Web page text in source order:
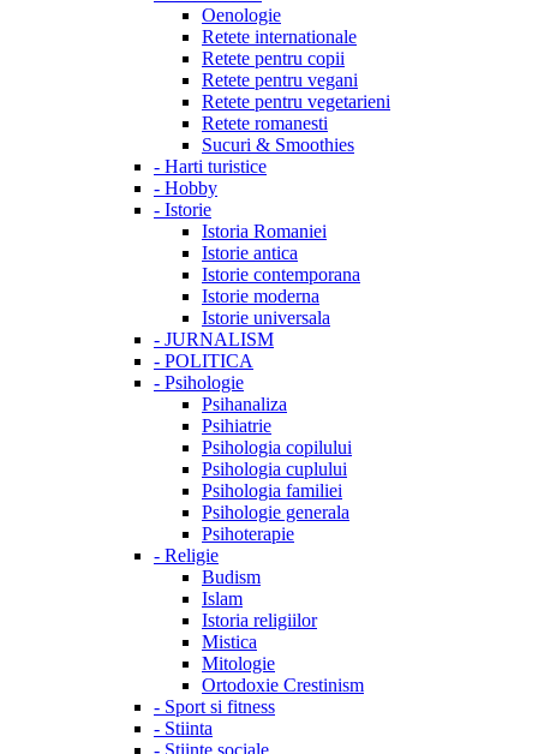
Oenologie
Retete internationale
Retete pentru copii
Retete pentru vegani
Retete pentru vegetarieni
Retete romanesti
Sucuri & Smoothies
- Harti turistice
- Hobby
- Istorie
Istoria Romaniei
Istorie antica
Istorie contemporana
Istorie moderna
Istorie universala
- JURNALISM
- POLITICA
- Psihologie
Psihanaliza
Psihiatrie
Psihologia copilului
Psihologia cuplului
Psihologia familiei
Psihologie generala
Psihoterapie
- Religie
Budism
Islam
Istoria religiilor
Mistica
Mitologie
Ortodoxie Crestinism
- Sport si fitness
- Stiinta
- Stiinte sociale